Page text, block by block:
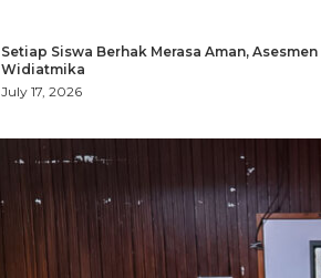
Setiap Siswa Berhak Merasa Aman,
Widiatmika
July 17, 2026